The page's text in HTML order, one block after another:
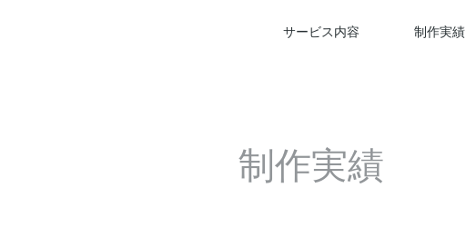
サービス内容 制作実績
制作実績